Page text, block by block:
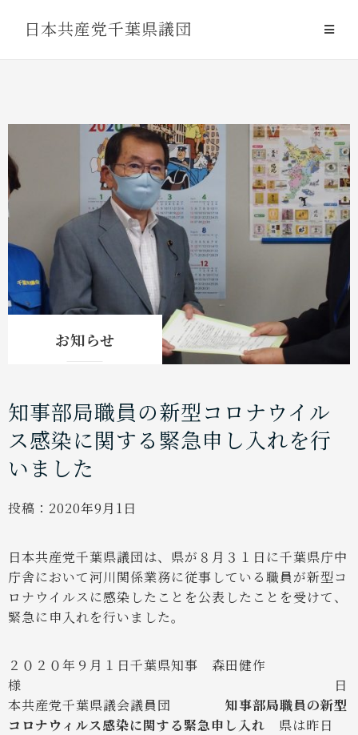
日本共産党千葉県議団
お知らせ
知事部局職員の新型コロナウイル
ス感染に関する緊急申し入れを行
いました
投稿： 2020年9月1日
日本共産党千葉県議団は、県が８月３１日に千葉県庁中
庁舎において河川関係業務に従事している職員が新型コ
ロナウイルスに感染したことを公表したことを受けて、
緊急に申入れを行いました。
２０２０年９月１日千葉県知事 森田健作
様 日
本共産党千葉県議会議員団
知事部局職員の新型
コロナウィルス感染に関する緊急申し入れ 県は昨日